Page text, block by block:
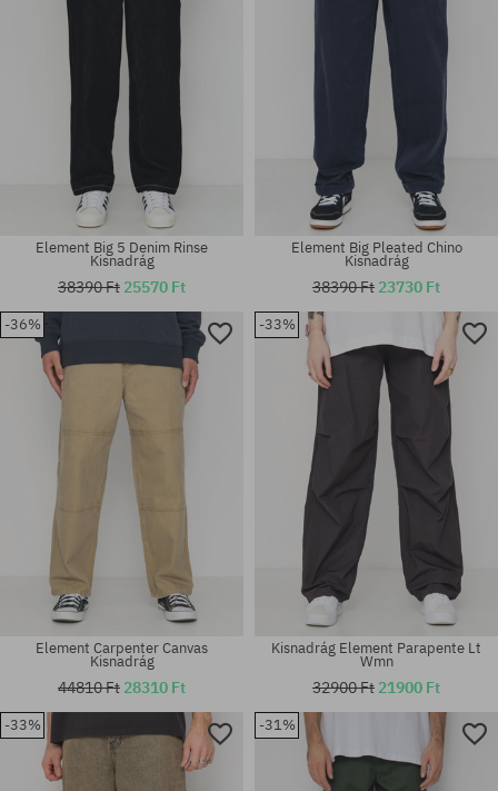
Elérhető méretek:
30; 31; 32; 33; 34
Elérhető méretek:
31; 32; 33; 34; 36
Elérhető méretek:
30; 31; 32; 33; 34; 36
Element Big 5 Denim Rinse
Kisnadrág
38390 Ft 25570 Ft
Elérhető méretek:
Element Big Pleated Chino
Kisnadrág
38390 Ft 23730 Ft
-36%
Element Carpenter Canvas
Kisnadrág
44810 Ft 28310 Ft
-33%
Kisnadrág Element Parapente Lt
Wmn
32900 Ft 21900 Ft
-33% -31%